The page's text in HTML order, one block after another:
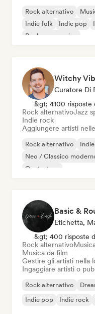
Rock alternativo
Indie folk
Indie pop
Rock progressivo
Witchy
Curatore Di
&gt; 4100 risposte
Rock alternativoJazz
Indie rock
Aggiungere artisti
Rock alternativo
Neo / Classico
Cantautore
Basic &
Etichetta,
&gt; 400 risposte
Rock alternativo
Musica da film
Gestire gli artisti nella
Ingaggiare artisti o
Rock alternativo
Indie pop
Indie rock